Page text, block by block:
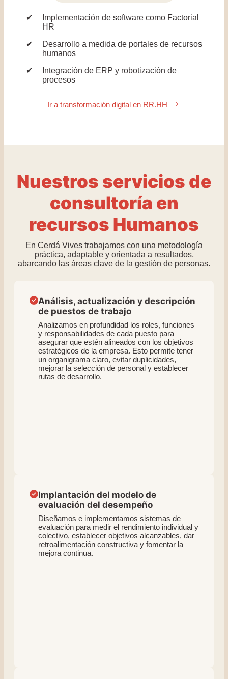
Implementación de software como Factorial
HR
Desarrollo a medida de portales de recursos
humanos
Integración de ERP y robotización de
procesos
Ir a transformación digital en RR.HH
Nuestros servicios de
consultoría en
recursos Humanos
En Cerdá Vives trabajamos con una metodología
práctica, adaptable y orientada a resultados,
abarcando las áreas clave de la gestión de personas.
Análisis, actualización y descripción
de puestos de trabajo
Analizamos en profundidad los roles, funciones
y responsabilidades de cada puesto para
asegurar que estén alineados con los objetivos
estratégicos de la empresa. Esto permite tener
un organigrama claro, evitar duplicidades,
mejorar la selección de personal y establecer
rutas de desarrollo.
Implantación del modelo de
evaluación del desempeño
Diseñamos e implementamos sistemas de
evaluación para medir el rendimiento individual y
colectivo, establecer objetivos alcanzables, dar
retroalimentación constructiva y fomentar la
mejora continua.